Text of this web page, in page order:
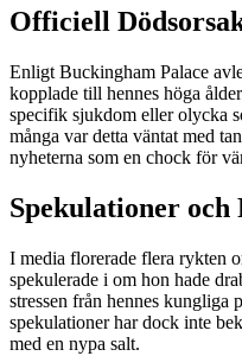
Officiell
Enligt Buckingham Palace
kopplade till hennes höga
specifik sjukdom eller olycka
många var detta väntat med
nyheterna som en chock för
Spekulationer och
I media florerade flera rykten
spekulerade i om hon hade
stressen från hennes kungliga
spekulationer har dock inte
med en nypa salt.